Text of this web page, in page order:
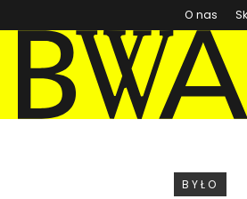
O nas
BWA Wrocław
Galerie Sztuki Współczesnej
BYŁO